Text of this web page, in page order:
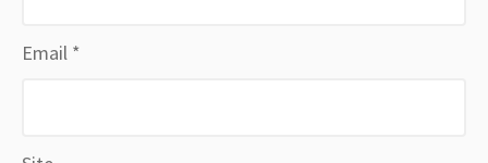
Email *